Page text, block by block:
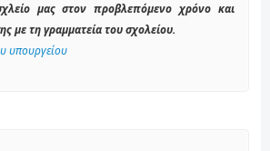
μας στον προβλεπόμενο χρόνο και
με τη γραμματεία του σχολείου.
υπουργείου